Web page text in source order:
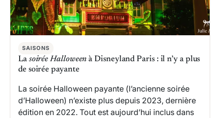
SAISONS
La soirée Halloween à Disneyland Paris : il n’y a plus
de soirée payante
La soirée Halloween payante (l’ancienne soirée
d’Halloween) n’existe plus depuis 2023, dernière
édition en 2022. Tout est aujourd’hui inclus dans